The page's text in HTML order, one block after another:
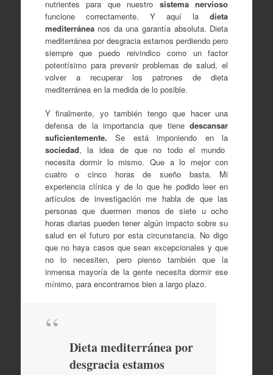
nutrientes para que nuestro sistema nervioso
funcione correctamente. Y aquí ladieta
mediterráneanos da una garantía absoluta. Dieta
mediterránea por desgracia estamos perdiendo pero
siempre que puedo reivindico como un factor
potentísimo para prevenir problemas de salud, el
volver a recuperar los patrones de dieta
mediterránea en la medida de lo posible.
Y finalmente, yo también tengo que hacer una
defensa de la importancia que tienedescansar
suficientemente. Se está imponiendo en la
sociedad, la idea de que no todo el mundo
necesita dormir lo mismo. Que a lo mejor con
cuatro o cinco horas de sueño basta. Mi
experiencia clínica y de lo que he podido leer en
artículos de investigación me habla de que las
personas que duermen menos de siete u ocho
horas diarias pueden tener algún impacto sobre su
salud en el futuro por esta circunstancia. No digo
que no haya casos que sean excepcionales y que
no lo necesiten, pero pienso también que la
inmensa mayoría de la gente necesita dormir ese
mínimo, para encontrarnos bien a largo plazo.
Dieta mediterránea por
desgracia estamos